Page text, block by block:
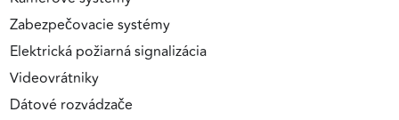
Zabezpečovacie systémy
Elektrická požiarná signalizácia
Videovrátniky
Dátové rozvádzače